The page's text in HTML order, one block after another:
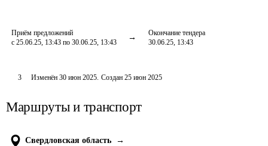
Приём предложений
с 25.06.25, 13:43 по 30.06.25, 13:43
Окончание тендера
30.06.25, 13:43
3 Изменён 30 июн 2025. Создан 25 июн 2025
Маршруты и транспорт
Свердловская область
→